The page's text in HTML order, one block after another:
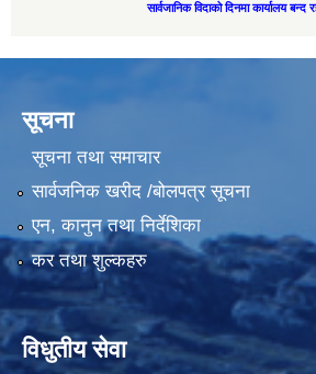
सार्वजानिक विदाको दिनमा कार्यालय बन्द
सूचना
सूचना तथा समाचार
सार्वजनिक खरीद /बोलपत्र सूचना
एन, कानुन तथा निर्देशिका
कर तथा शुल्कहरु
विधुतीय सेवा